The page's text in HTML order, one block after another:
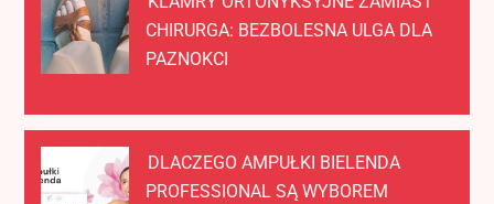
CHIRURGA: BEZBOLESNA ULGA DLA
PAZNOKCI
DLACZEGO AMPUŁKI BIELENDA
PROFESSIONAL SĄ WYBOREM